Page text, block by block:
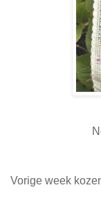
Vorige week